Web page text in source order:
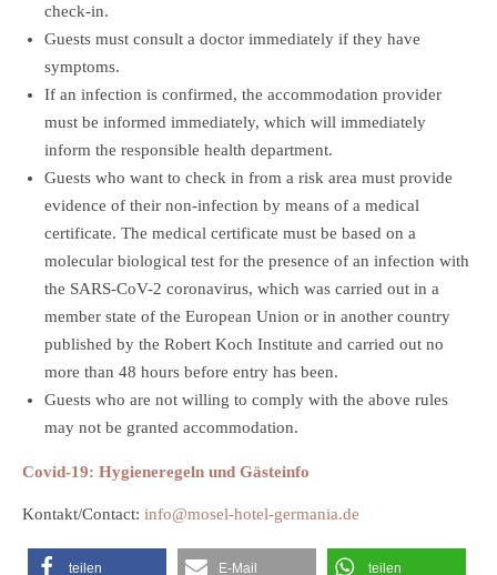
check-in.
Guests must consult a doctor immediately if they have
symptoms.
If an infection is confirmed, the accommodation provider
must be informed immediately, which will immediately
inform the responsible health department.
Guests who want to check in from a risk area must provide
evidence of their non-infection by means of a medical
certificate. The medical certificate must be based on a
molecular biological test for the presence of an infection with
the SARS-CoV-2 coronavirus, which was carried out in a
member state of the European Union or in another country
published by the Robert Koch Institute and carried out no
more than 48 hours before entry has been.
Guests who are not willing to comply with the above rules
may not be granted accommodation.
Covid-19: Hygieneregeln und Gästeinfo
Kontakt/Contact: info@mosel-hotel-germania.de
teilen E-Mail teilen